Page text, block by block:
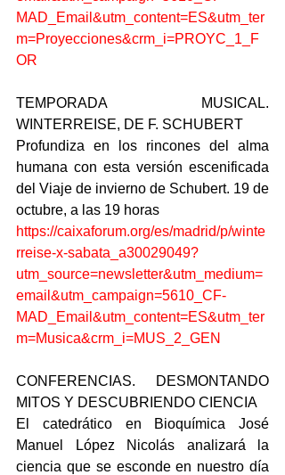
MAD_Email&utm_content=ES&utm_ter
m=Proyecciones&crm_i=PROYC_1_F
OR
TEMPORADA MUSICAL.
WINTERREISE, DE F. SCHUBERT
Profundiza en los rincones del alma
humana con esta versión escenificada
del Viaje de invierno de Schubert. 19 de
octubre, a las 19 horas
https://caixaforum.org/es/madrid/p/winte
rreise-x-sabata_a30029049?
utm_source=newsletter&utm_medium=
email&utm_campaign=5610_CF-
MAD_Email&utm_content=ES&utm_ter
m=Musica&crm_i=MUS_2_GEN
CONFERENCIAS. DESMONTANDO
MITOS Y DESCUBRIENDO CIENCIA
El catedrático en Bioquímica José
Manuel López Nicolás analizará la
ciencia que se esconde en nuestro día